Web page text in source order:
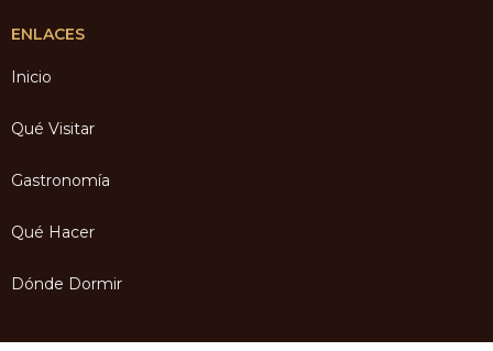
ENLACES
Inicio
Qué Visitar
Gastronomía
Qué Hacer
Dónde Dormir